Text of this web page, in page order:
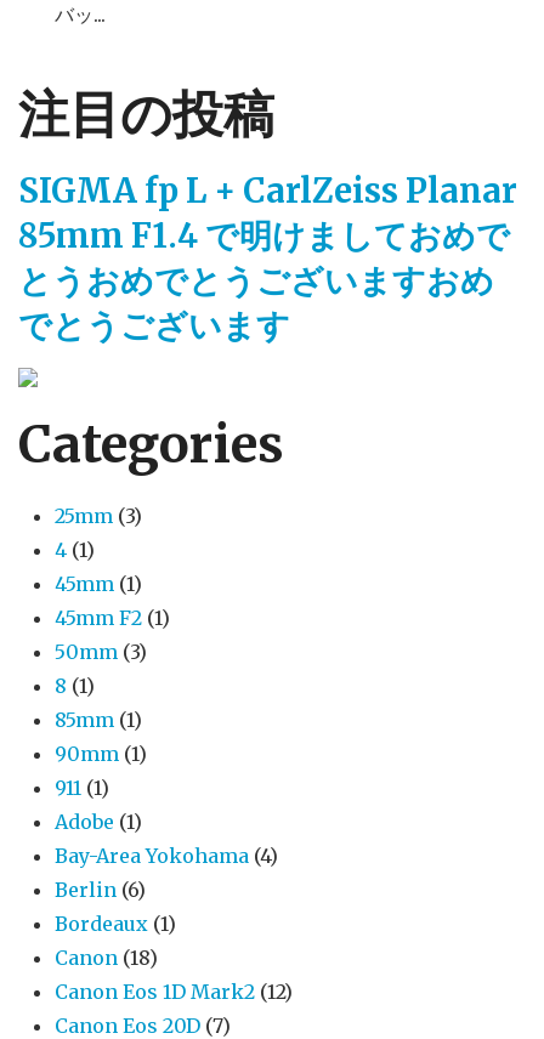
バッ...
注目の投稿
SIGMA fp L + CarlZeiss Planar
85mm F1.4 で明けましておめで
とうおめでとうございますおめ
でとうございます
Categories
25mm (3)
4 (1)
45mm (1)
45mm F2 (1)
50mm (3)
8 (1)
85mm (1)
90mm (1)
911 (1)
Adobe (1)
Bay-Area Yokohama (4)
Berlin (6)
Bordeaux (1)
Canon (18)
Canon Eos 1D Mark2 (12)
Canon Eos 20D (7)